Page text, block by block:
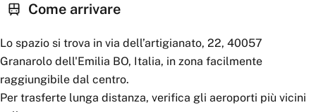
Come arrivare
Lo spazio si trova in via dell’artigianato, 22, 40057
Granarolo dell'Emilia BO, Italia, in zona facilmente
raggiungibile dal centro.
Per trasferte lunga distanza, verifica gli aeroporti più vicini